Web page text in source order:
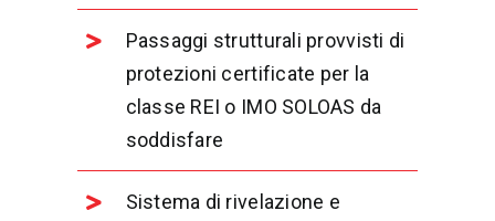
Passaggi strutturali provvisti di
protezioni certificate per la
classe REI o IMO SOLOAS da
soddisfare
Sistema di rivelazione e